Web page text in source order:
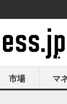
市場 マ